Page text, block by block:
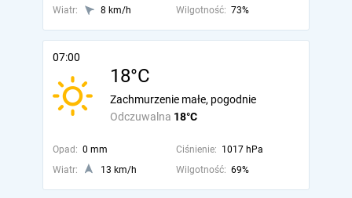
Wiatr:
8 km/h Wilgotność: 73%
07:00
18°C
Odczuwalna 18°C
Zachmurzenie małe, pogodnie
Opad: 0 mm Ciśnienie: 1017 hPa
Wiatr:
13 km/h Wilgotność: 69%